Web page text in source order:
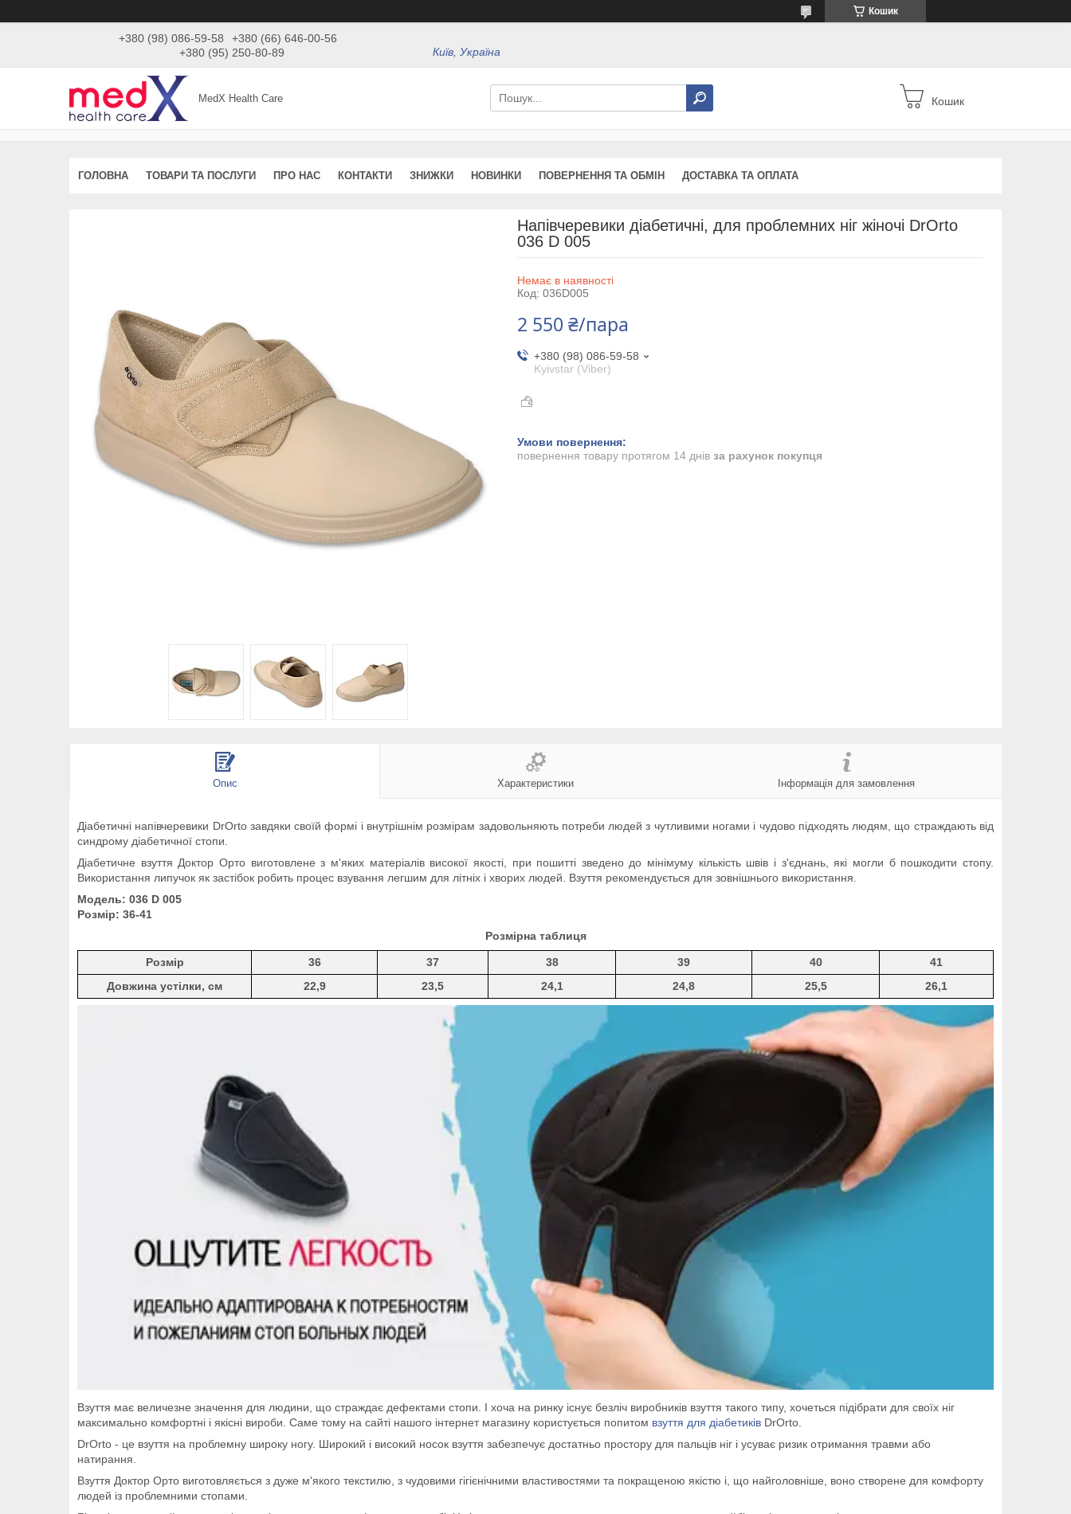
Кошик
+380 (98) 086-59-58
+380 (66) 646-00-56
+380 (95) 250-80-89
Київ, Україна
MedX Health Care Кошик
ГОЛОВНА ТОВАРИ ТА ПОСЛУГИ ПРО НАС КОНТАКТИ ЗНИЖКИ НОВИНКИ ПОВЕРНЕННЯ ТА ОБМІН ДОСТАВКА ТА ОПЛАТА
Напівчеревики діабетичні, для проблемних ніг жіночі DrOrto
036 D 005
Немає в наявності
Код: 036D005
2 550 ₴/пара
+380 (98) 086-59-58
Kyivstar (Viber)
повернення товару протягом 14 днів за рахунок покупця
Опис Характеристики Інформація для замовлення
Діабетичні напівчеревики DrOrto завдяки своїй формі і внутрішнім розмірам задовольняють потреби людей з чутливими ногами і чудово підходять людям, що страждають від
синдрому діабетичної стопи.
Діабетичне взуття Доктор Орто виготовлене з м'яких матеріалів високої якості, при пошитті зведено до мінімуму кількість швів і з'єднань, які могли б пошкодити стопу.
Використання липучок як застібок робить процес взування легшим для літніх і хворих людей. Взуття рекомендується для зовнішнього використання.
Модель: 036 D 005
Розмір: 36-41
Розмірна таблиця
Розмір 36 37 38 39 40
41
Довжина устілки, см
22,9 23,5 24,1 24,8 25,5 26,1
Взуття має величезне значення для людини, що страждає дефектами стопи. І хоча на ринку існує безліч виробників взуття такого типу, хочеться підібрати для своїх ніг
максимально комфортні і якісні вироби. Саме тому на сайті нашого інтернет магазину користується попитом взуття для діабетиків DrOrto.
DrOrto - це взуття на проблемну широку ногу. Широкий і високий носок взуття забезпечує достатньо простору для пальців ніг і усуває ризик отримання травми або
натирання.
Взуття Доктор Орто виготовляється з дуже м'якого текстилю, з чудовими гігієнічними властивостями та покращеною якістю і, що найголовніше, воно створене для комфорту
людей із проблемними стопами.